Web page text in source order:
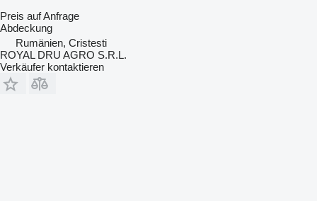
Preis auf Anfrage
Abdeckung
Rumänien, Cristesti
ROYAL DRU AGRO S.R.L.
Verkäufer kontaktieren